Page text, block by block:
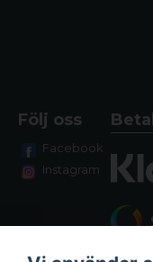
Följ oss
Facebook
Instagram